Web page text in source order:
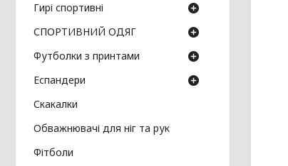
Гирі спортивні
СПОРТИВНИЙ ОДЯГ
Футболки з принтами
Еспандери
Скакалки
Обважнювачі для ніг та рук
Фітболи